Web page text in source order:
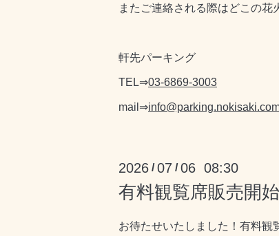
またご連絡される際はどこの花
軒先パーキング
TEL⇒03-6869-3003
mail⇒
2026 /07 /06 08:30
有料観覧席販売開
お待たせいたしました！有料観